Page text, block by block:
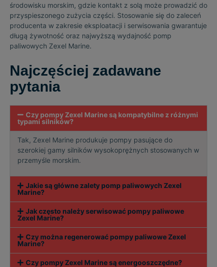
środowisku morskim, gdzie kontakt z solą może prowadzić do
przyspieszonego zużycia części. Stosowanie się do zaleceń
producenta w zakresie eksploatacji i serwisowania gwarantuje
długą żywotność oraz najwyższą wydajność pomp
paliwowych Zexel Marine.
Najczęściej zadawane
pytania
Czy pompy Zexel Marine są kompatybilne z różnymi
typami silników?
Tak, Zexel Marine produkuje pompy pasujące do
szerokiej gamy silników wysokoprężnych stosowanych w
przemyśle morskim.
Jakie są główne zalety pomp paliwowych Zexel
Marine?
Jak często należy serwisować pompy paliwowe
Zexel Marine?
Czy można regenerować pompy paliwowe Zexel
Marine?
Czy pompy Zexel Marine są energooszczędne?